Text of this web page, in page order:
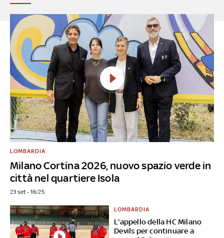
Milano Cortina 2026, nuovo spazio verde in
città nel quartiere Isola
LOMBARDIA
23 set - 16:25
L'appello della HC Milano
Devils per continuare a
LOMBARDIA